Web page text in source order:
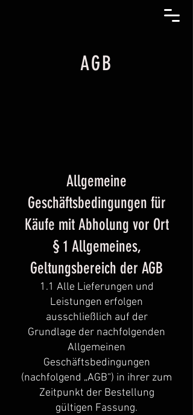
AGB
Allgemeine
Geschäftsbedingungen für
Käufe mit Abholung vor Ort
§ 1 Allgemeines,
Geltungsbereich der AGB
1.1 Alle Lieferungen und
Leistungen erfolgen
ausschließlich auf der
Grundlage der nachfolgenden
Allgemeinen
Geschäftsbedingungen
(nachfolgend „AGB“) in ihrer zum
Zeitpunkt der Bestellung
gültigen Fassung.